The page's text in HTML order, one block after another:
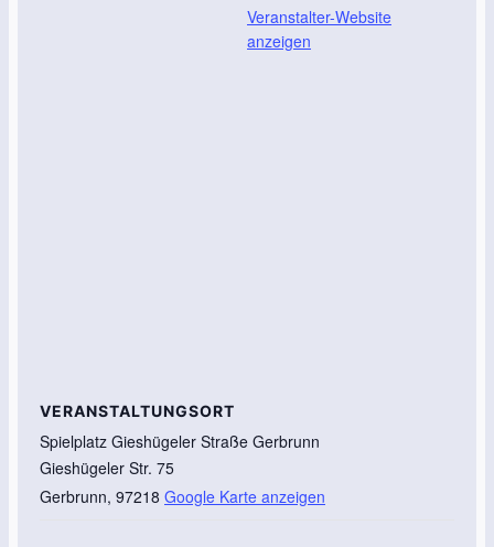
Veranstalter-Website
anzeigen
VERANSTALTUNGSORT
Spielplatz Gieshügeler Straße Gerbrunn
Gieshügeler Str. 75
Gerbrunn, 97218 Google Karte anzeigen